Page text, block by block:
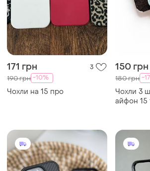
171 грн 3
190 грн -10%
Чохли на 15 про
150 грн
180 грн -
Чохли 3
айфон 15